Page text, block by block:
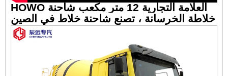
HOWO العلامة التجارية 12 متر مكعب شاحنة
خلاطة الخرسانة ، تصنع شاحنة خلاط في الصين